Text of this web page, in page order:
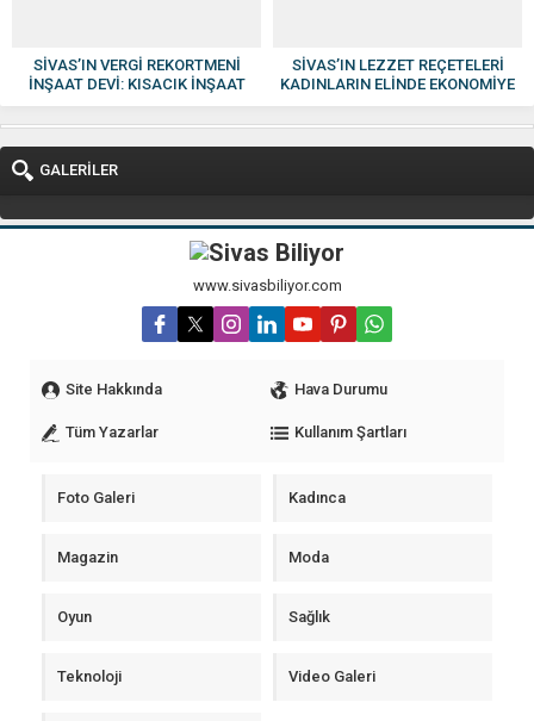
SİVAS’IN VERGİ REKORTMENİ
İNŞAAT DEVİ: KISACIK İNŞAAT
GÜVEN VE KALİTENİN ADI OLDU
SİVAS’IN LEZZET REÇETELERİ
KADINLARIN ELİNDE EKONOMİYE
KAZANDIRILIYOR
GALERİLER
www.sivasbiliyor.com
Site Hakkında Hava Durumu
Tüm Yazarlar Kullanım Şartları
Foto Galeri Kadınca
Magazin Moda
Oyun Sağlık
Teknoloji Video Galeri